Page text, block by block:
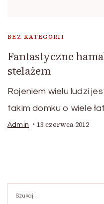
BEZ KATEGORII
Fantastyczne
stelażem
Rojeniem wielu ludzi
takim domku o wiele
Admin 13 czerwca 2012